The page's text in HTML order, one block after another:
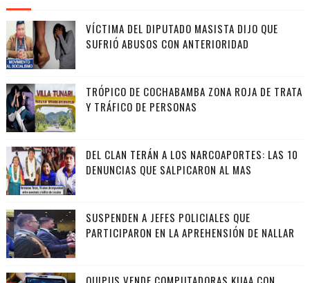
VÍCTIMA DEL DIPUTADO MASISTA DIJO QUE
SUFRIÓ ABUSOS CON ANTERIORIDAD
TRÓPICO DE COCHABAMBA ZONA ROJA DE TRATA
Y TRÁFICO DE PERSONAS
DEL CLAN TERÁN A LOS NARCOAPORTES: LAS 10
DENUNCIAS QUE SALPICARON AL MAS
SUSPENDEN A JEFES POLICIALES QUE
PARTICIPARON EN LA APREHENSIÓN DE NALLAR